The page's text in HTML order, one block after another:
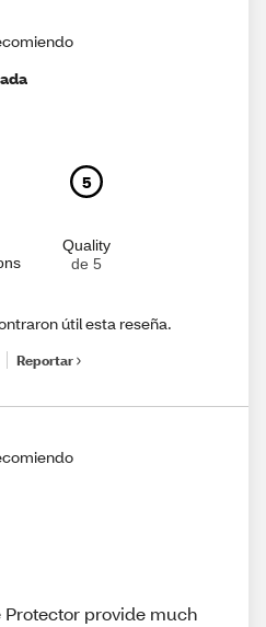
5
Quality
de 5
útil esta reseña.
Reportar
Protector provide much